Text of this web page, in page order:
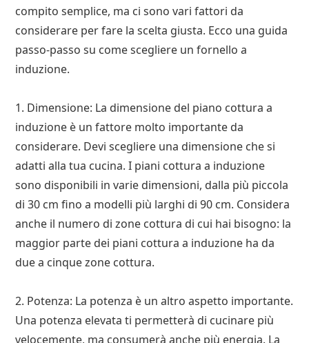
compito semplice, ma ci sono vari fattori da
considerare per fare la scelta giusta. Ecco una guida
passo-passo su come scegliere un fornello a
induzione.
1. Dimensione: La dimensione del piano cottura a
induzione è un fattore molto importante da
considerare. Devi scegliere una dimensione che si
adatti alla tua cucina. I piani cottura a induzione
sono disponibili in varie dimensioni, dalla più piccola
di 30 cm fino a modelli più larghi di 90 cm. Considera
anche il numero di zone cottura di cui hai bisogno: la
maggior parte dei piani cottura a induzione ha da
due a cinque zone cottura.
2. Potenza: La potenza è un altro aspetto importante.
Una potenza elevata ti permetterà di cucinare più
velocemente, ma consumerà anche più energia. La